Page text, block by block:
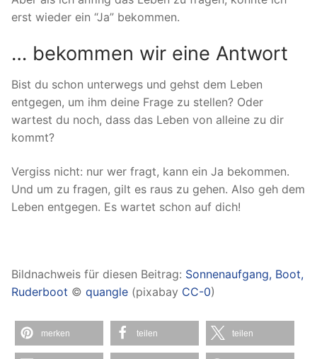
erst wieder ein “Ja” bekommen.
… bekommen wir eine Antwort
Bist du schon unterwegs und gehst dem Leben
entgegen, um ihm deine Frage zu stellen? Oder
wartest du noch, dass das Leben von alleine zu dir
kommt?
Vergiss nicht: nur wer fragt, kann ein Ja bekommen.
Und um zu fragen, gilt es raus zu gehen. Also geh dem
Leben entgegen. Es wartet schon auf dich!
Bildnachweis für diesen Beitrag: Sonnenaufgang, Boot,
Ruderboot © quangle (pixabay CC-0)
merken teilen teilen